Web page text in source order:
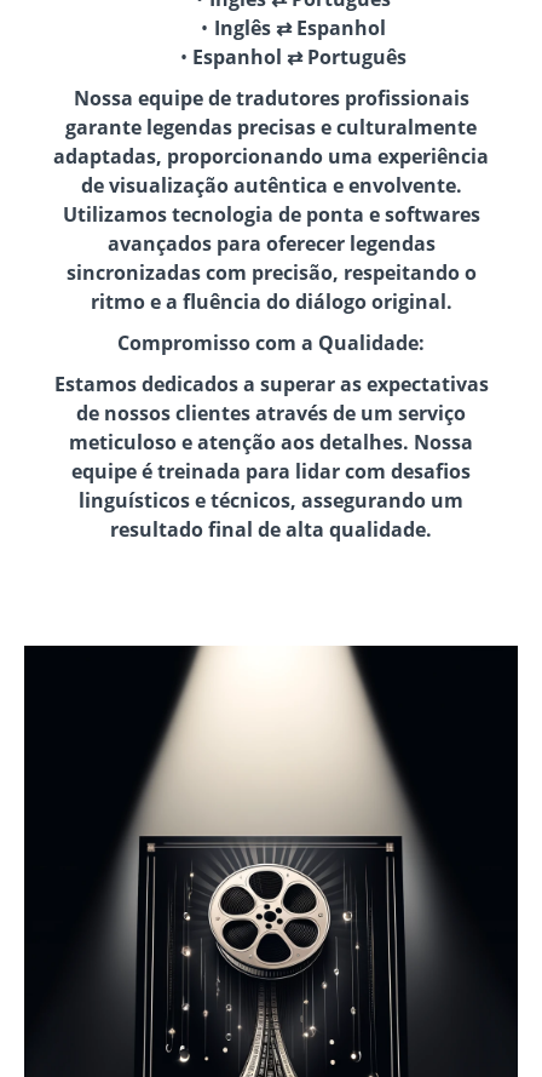
Inglês ⇄ Espanhol
Espanhol ⇄ Português
Nossa equipe de tradutores profissionais
garante legendas precisas e culturalmente
adaptadas, proporcionando uma experiência
de visualização autêntica e envolvente.
Utilizamos tecnologia de ponta e softwares
avançados para oferecer legendas
sincronizadas com precisão, respeitando o
ritmo e a fluência do diálogo original.
Compromisso com a Qualidade:
Estamos dedicados a superar as expectativas
de nossos clientes através de um serviço
meticuloso e atenção aos detalhes. Nossa
equipe é treinada para lidar com desafios
linguísticos e técnicos, assegurando um
resultado final de alta qualidade.